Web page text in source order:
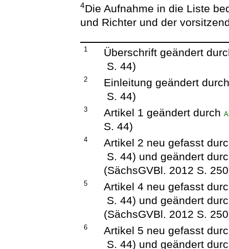
4Die Aufnahme in die Liste
und Richter und der
1
Überschrift geändert
S. 44)
2
Einleitung geändert
S. 44)
3 Artikel 1 geändert durch
S. 44)
4
Artikel 2 neu gefasst
S. 44) und geändert
(SächsGVBl. 2012 S.
5
Artikel 4 neu gefasst
S. 44) und geändert
(SächsGVBl. 2012 S.
6
Artikel 5 neu gefasst
S. 44) und geändert